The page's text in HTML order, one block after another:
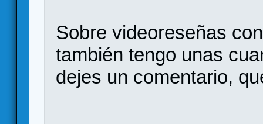
Sobre videoreseñas
también tengo unas
dejes un comentario,